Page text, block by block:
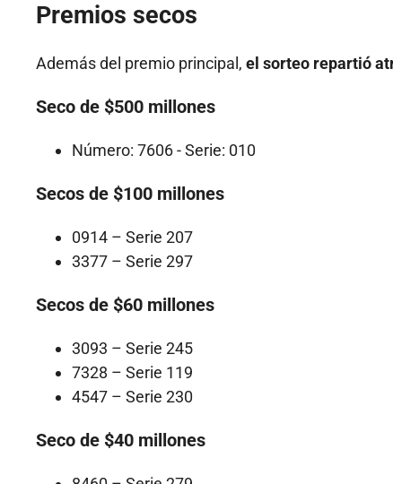
Premios secos
Además del premio principal, el sorteo repartió
Seco de $500 millones
Número: 7606 - Serie: 010
Secos de $100 millones
0914 – Serie 207
3377 – Serie 297
Secos de $60 millones
3093 – Serie 245
7328 – Serie 119
4547 – Serie 230
Seco de $40 millones